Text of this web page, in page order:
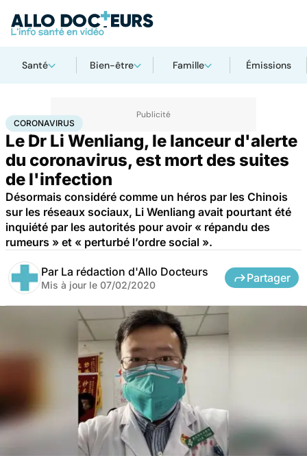
Santé Bien-être Famille Émissions
AccueilSantéMaladies Coronavirus
CORONAVIRUS
Le Dr Li Wenliang, le lanceur d'alerte
du coronavirus, est mort des suites
de l'infection
Désormais considéré comme un héros par les Chinois
sur les réseaux sociaux, Li Wenliang avait pourtant été
inquiété par les autorités pour avoir « répandu des
rumeurs » et « perturbé l’ordre social ».
Par La rédaction d'Allo Docteurs
Mis à jour le 07/02/2020
Partager